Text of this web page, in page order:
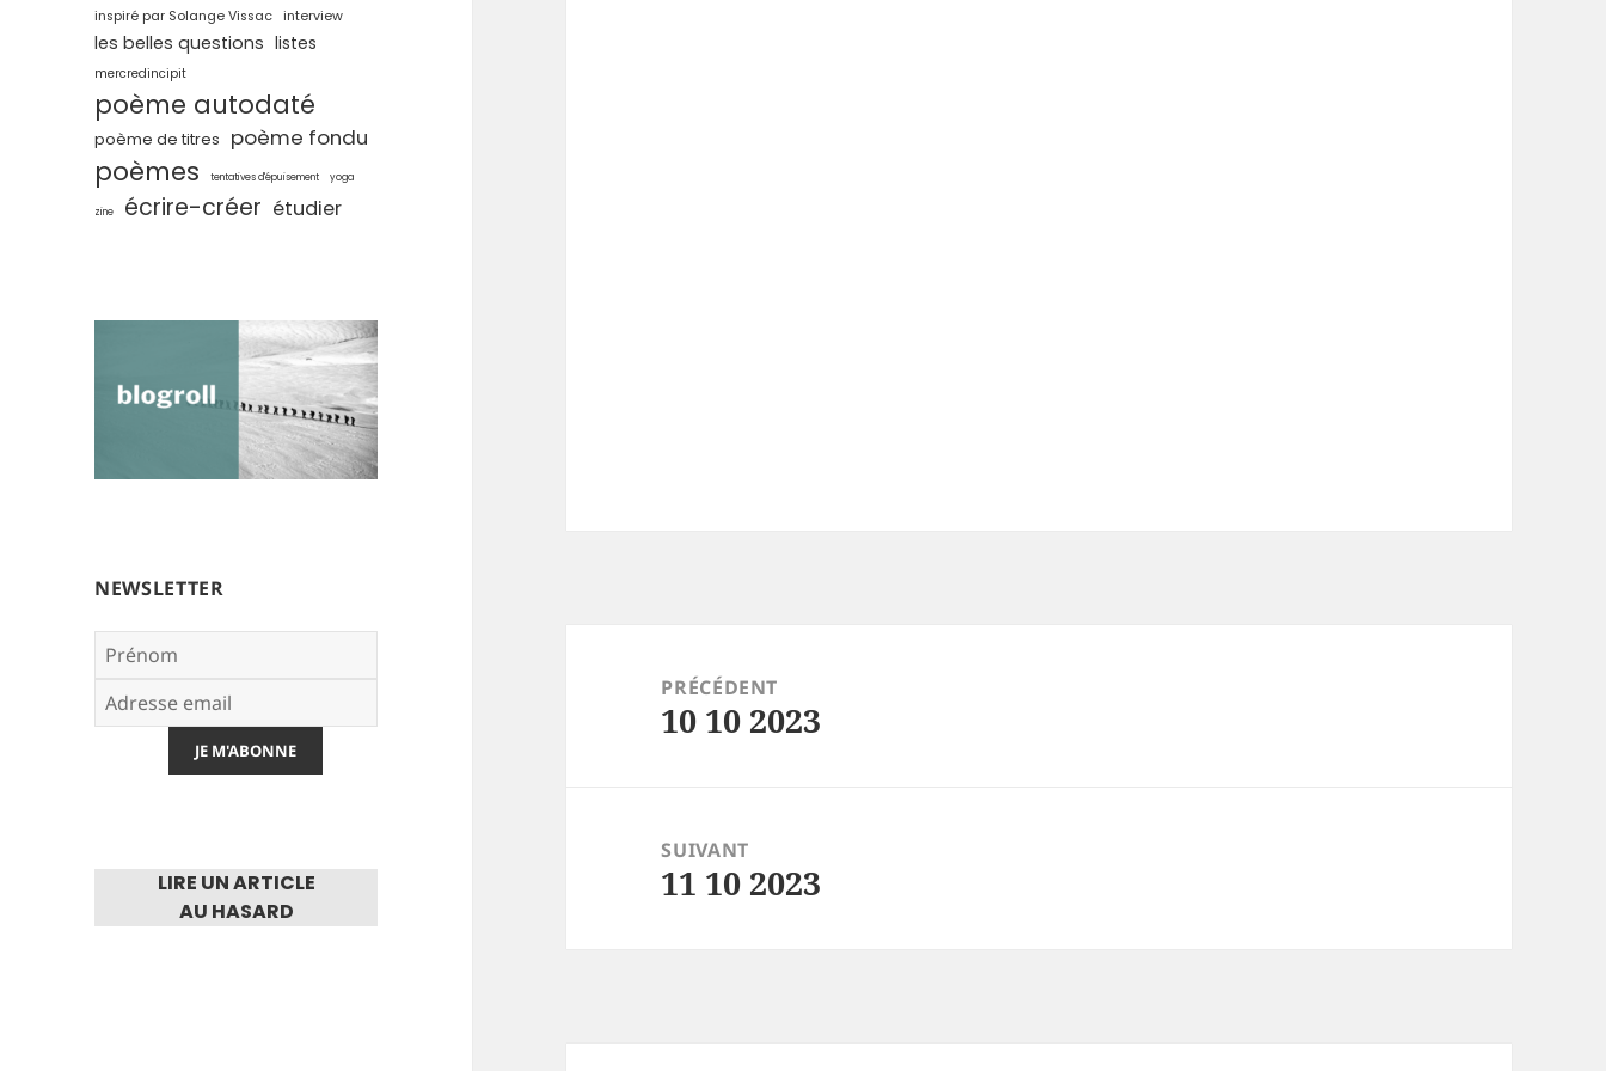
inspiré par Solange Vissac
interview
les belles questions listes
mercredincipit
poème autodaté
poème de titres poème fondu
poèmes tentatives d'épuisement yoga
zine écrire-créer étudier
NEWSLETTER
LIRE UN ARTICLE
AU HASARD
PRÉCÉDENT
Article
10 10 2023
SUIVANT
Article
11 10 2023